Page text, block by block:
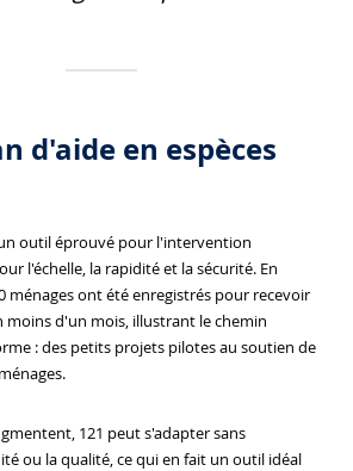
d'aide en espèces
outil éprouvé pour l'intervention
l'échelle, la rapidité et la sécurité. En
ménages ont été enregistrés pour recevoir
moins d'un mois, illustrant le chemin
: des petits projets pilotes au soutien de
121 peut s'adapter sans
ou la qualité, ce qui en fait un outil idéal